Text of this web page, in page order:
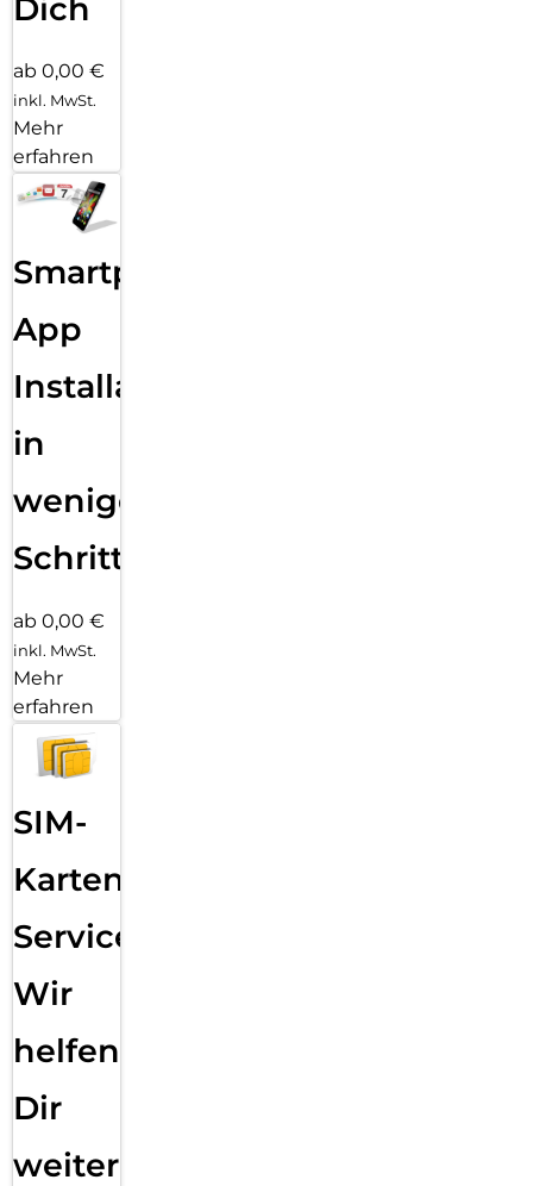
Dich
ab 0,00 €
inkl. MwSt.
Mehr
erfahren
Smartphone
App
Installation
in
wenigen
Schritten
ab 0,00 €
inkl. MwSt.
Mehr
erfahren
SIM-
Karten
Service:
Wir
helfen
Dir
weiter